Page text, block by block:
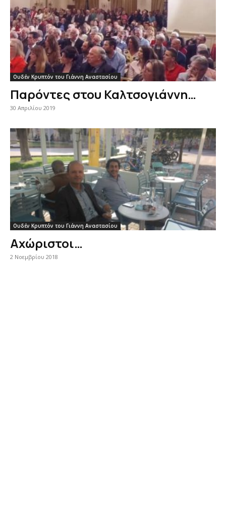
Ουδέν Κρυπτόν του Γιάννη Αναστασίου
Παρόντες στου Καλτσογιάννη…
30 Απριλίου 2019
Ουδέν Κρυπτόν του Γιάννη Αναστασίου
Αχώριστοι…
2 Νοεμβρίου 2018